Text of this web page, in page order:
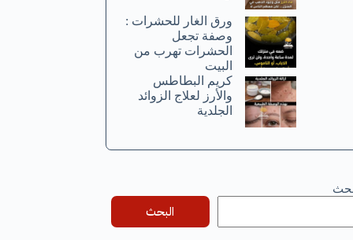
ورق الغار للحشرات :
وصفة تجعل
الحشرات تهرب من
البيت
كريم البطاطس
والأرز لعلاج الزوائد
الجلدية
البحث